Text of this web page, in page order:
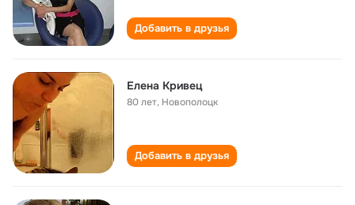
Добавить в друзья
Елена Кривец
80 лет, Новополоцк
Добавить в друзья